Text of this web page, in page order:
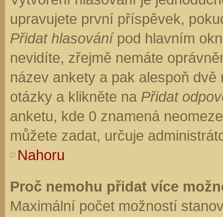
upravujete první příspěvek,
Přidat hlasovánípod hlavním
nevidíte, zřejmě nemáte
název ankety a pak alespoň
otázky a klikněte na Přidat
anketu, kde 0 znamená
můžete zadat, určuje
Nahoru
Proč nemohu přidat více
Maximální počet možností